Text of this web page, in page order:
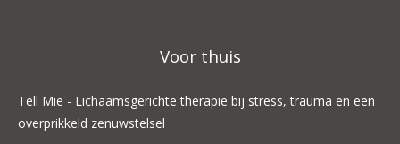
Voor thuis
Tell Mie - Lichaamsgerichte therapie bij stress, trauma en een
overprikkeld zenuwstelsel